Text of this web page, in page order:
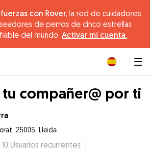
con Rover, la red de cuidadores
de perros de cinco estrellas
del mundo. Activar mi cuenta.
compañer@ por ti
25005, Lleida
10 Usuarios recurrentes